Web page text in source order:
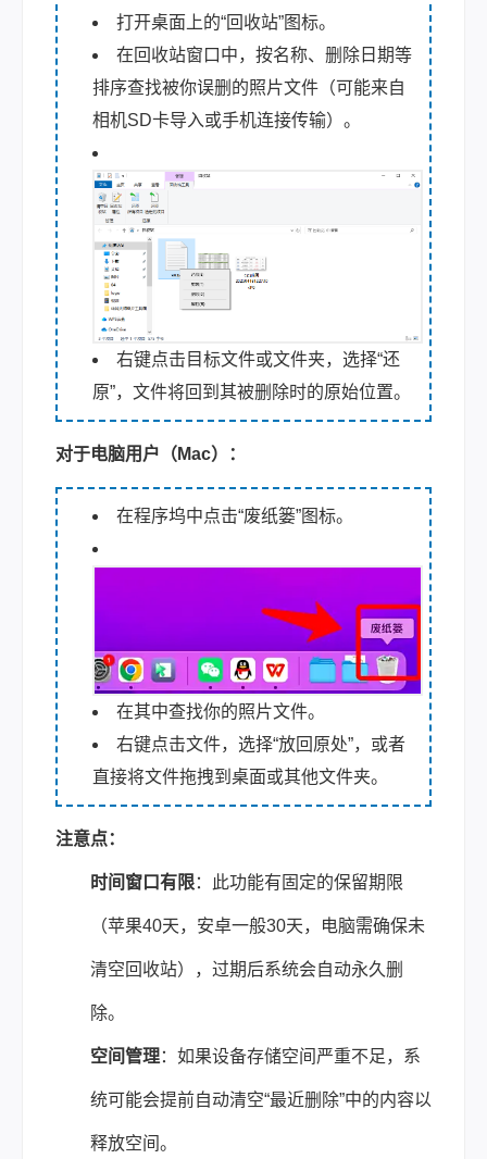
打开桌面上的“回收站”图标。
在回收站窗口中，按名称、删除日期等
排序查找被你误删的照片文件（可能来自
相机SD卡导入或手机连接传输）。
右键点击目标文件或文件夹，选择“还
原”，文件将回到其被删除时的原始位置。
对于电脑用户（Mac）：
在程序坞中点击“废纸篓”图标。
在其中查找你的照片文件。
右键点击文件，选择“放回原处”，或者
直接将文件拖拽到桌面或其他文件夹。
注意点：
时间窗口有限：此功能有固定的保留期限
（苹果40天，安卓一般30天，电脑需确保未
清空回收站），过期后系统会自动永久删
除。
空间管理：如果设备存储空间严重不足，系
统可能会提前自动清空“最近删除”中的内容以
释放空间。